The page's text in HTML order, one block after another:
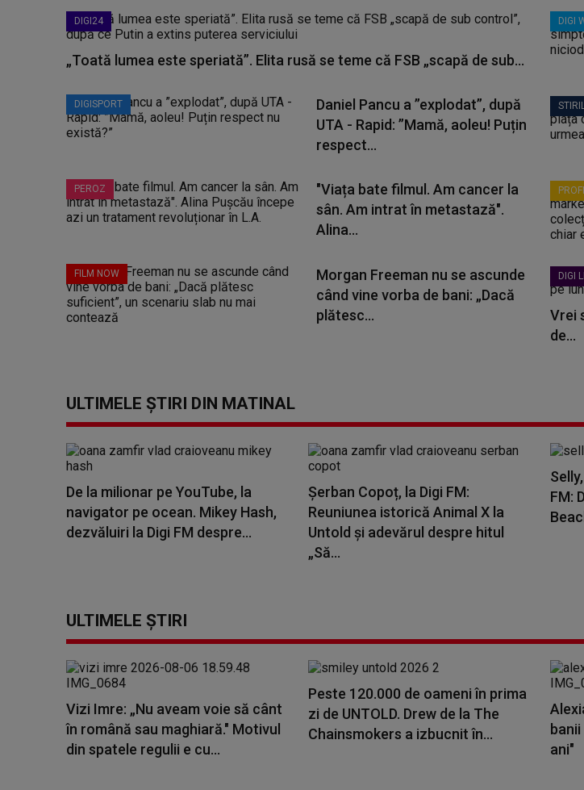
DIGI24
„Toată lumea este speriată”. Elita rusă se teme că FSB „scapă de sub...
DIGISPORT
Daniel Pancu a ”explodat”, după
UTA - Rapid: ”Mamă, aoleu! Puțin
respect...
PEROZ
"Viața bate filmul. Am cancer la
sân. Am intrat în metastază".
Alina...
FILM NOW
Morgan Freeman nu se ascunde
când vine vorba de bani: „Dacă
plătesc...
DIGI
DIGI
Vrei
de...
ULTIMELE ȘTIRI DIN MATINAL
De la milionar pe YouTube, la
navigator pe ocean. Mikey Hash,
dezvăluiri la Digi FM despre...
Șerban Copoț, la Digi FM:
Reuniunea istorică Animal X la
Untold și adevărul despre hitul
„Să...
FM:
ULTIMELE ȘTIRI
Vizi Imre: „Nu aveam voie să cânt
în română sau maghiară." Motivul
din spatele regulii e cu...
Peste 120.000 de oameni în prima
zi de UNTOLD. Drew de la The
Chainsmokers a izbucnit în...
ani"